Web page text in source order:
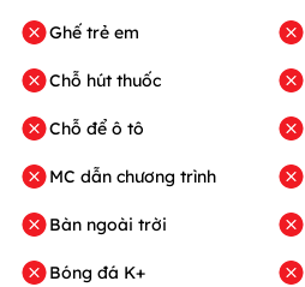
Ghế trẻ em
Chỗ hút thuốc
Chỗ để ô tô
MC dẫn chương trình
Bàn ngoài trời
Bóng đá K+